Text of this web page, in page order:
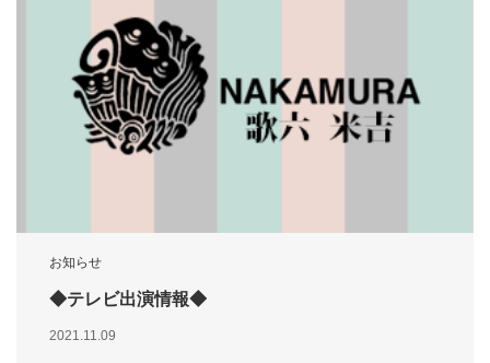
お知らせ
◆テレビ出演情報◆
2021.11.09